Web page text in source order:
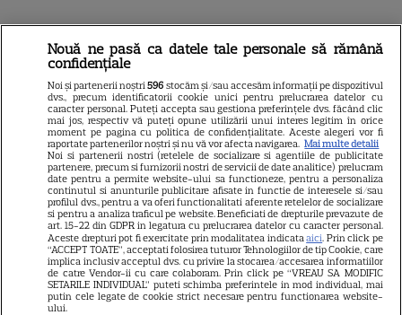
14
regizorului premiat cu Oscar
care a realizat documentarul
despre viața sa. Filmul are 232
de minute
3
VEDETE STRĂINE
Marvel are un nou Black
Panther. David Jonsson preia
moștenirea lui Chadwick
Boseman
Nouă ne pasă ca datele tale personale să rămână
confidențiale
Noi și partenerii noștri596 stocăm și/sau accesăm informații pe dispozitivul
dvs., precum identificatorii cookie unici pentru prelucrarea datelor cu
caracter personal. Puteți accepta sau gestiona preferințele dvs. făcând clic
mai jos, respectiv vă puteți opune utilizării unui interes legitim în orice
moment pe pagina cu politica de confidențialitate. Aceste alegeri vor fi
raportate partenerilor noștri și nu vă vor afecta navigarea. Mai multe detalii
Noi si partenerii nostri (retelele de socializare si agentiile de publicitate
partenere, precum si furnizorii nostri de servicii de date analitice) prelucram
date pentru a permite website-ului sa functioneze, pentru a personaliza
continutul si anunturile publicitare afisate in functie de interesele si/sau
profilul dvs., pentru a va oferi functionalitati aferente retelelor de socializare
si pentru a analiza traficul pe website. Beneficiati de drepturile prevazute de
art. 15-22 din GDPR in legatura cu prelucrarea datelor cu caracter personal.
Aceste drepturi pot fi exercitate prin modalitatea indicataaici. Prin click pe
“ACCEPT TOATE”, acceptati folosirea tuturor Tehnologiilor de tip Cookie, care
implica inclusiv acceptul dvs. cu privire la stocarea/accesarea informatiilor
de catre Vendor-ii cu care colaboram. Prin click pe “VREAU SA MODIFIC
SETARILE INDIVIDUAL” puteti schimba preferintele in mod individual, mai
putin cele legate de cookie strict necesare pentru functionarea website-
ului.